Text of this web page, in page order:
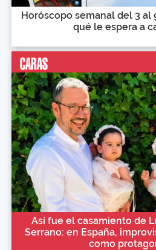
Horóscopo semanal del 3 al
qué le espera a
Así fue el casamiento de
Serrano: en España,
como